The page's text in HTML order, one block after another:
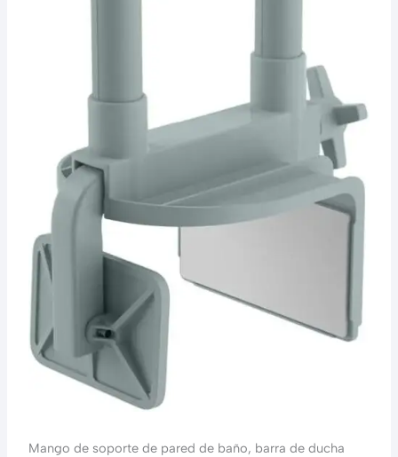
Mango de soporte de pared de baño, barra de ducha